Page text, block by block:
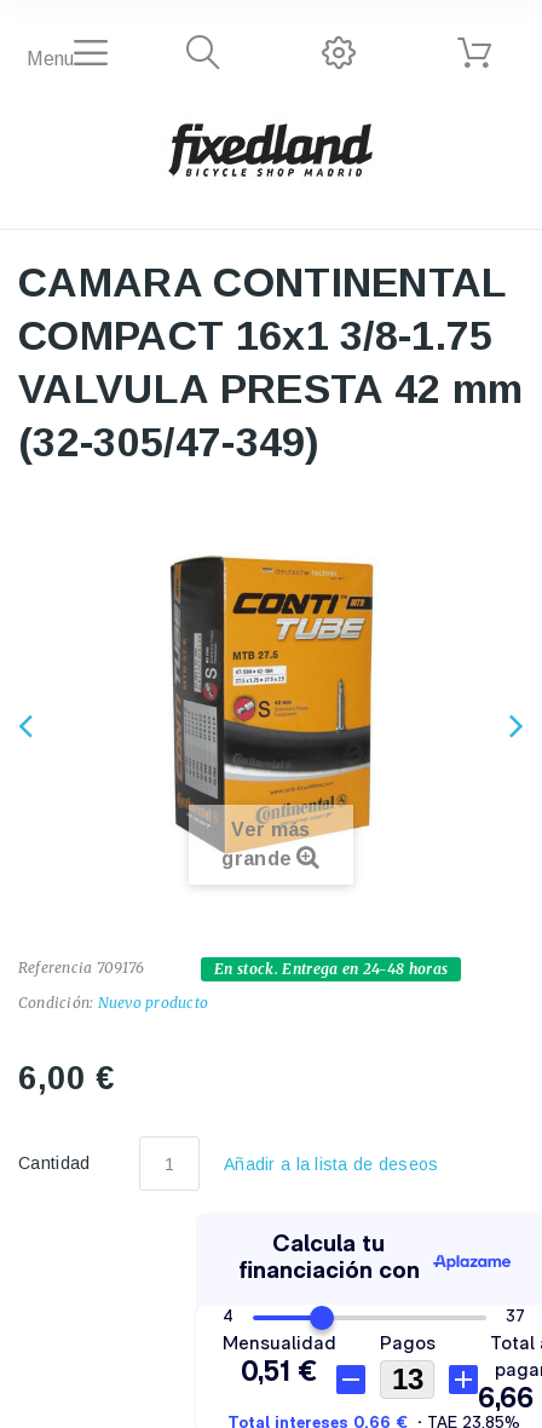
Menu
CAMARA CONTINENTAL
COMPACT 16x1 3/8-1.75
VALVULA PRESTA 42 mm
(32-305/47-349)
Ver más
grande
Referencia 709176
Condición: Nuevo producto
En stock. Entrega en 24-48 horas
6,00 €
Cantidad Añadir a la lista de deseos